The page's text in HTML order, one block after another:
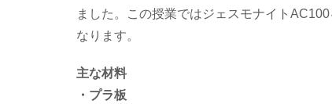
ました。この授業ではジェスモナイト
なります。
主な材料
・プラ板